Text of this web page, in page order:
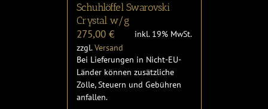
Schuhlöffel Swarovski
Crystal w/g
275,00 €
inkl. 19% MwSt.
zzgl.Versand
Bei Lieferungen in Nicht-EU-
Länder können zusätzliche
Zölle, Steuern und Gebühren
anfallen.